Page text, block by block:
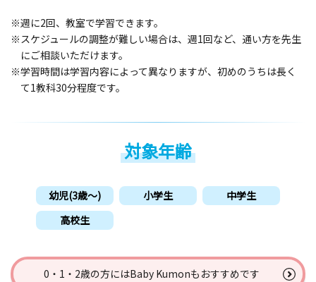
※週に2回、教室で学習できます。
※スケジュールの調整が難しい場合は、週1回など、通い方を先生
にご相談いただけます。
※学習時間は学習内容によって異なりますが、初めのうちは長く
て1教科30分程度です。
対象年齢
幼児(3歳〜) 小学生
中学生
高校生
0・1・2歳の方にはBaby Kumonもおすすめです